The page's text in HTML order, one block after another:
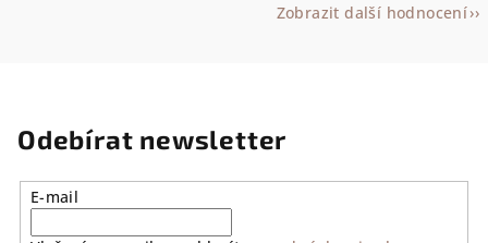
Zobrazit další hodnocení
Odebírat newsletter
E-mail